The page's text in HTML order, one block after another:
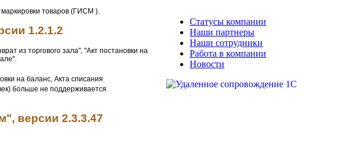
товаров (ГИСМ ).
1.2.1.2
из торгового зала", "Акт постановки на
на баланс, Акта списания
больше не поддерживается
версии 2.3.3.47
Cтатусы компании
Наши партнеры
Наши сотрудники
Работа в компании
Новости